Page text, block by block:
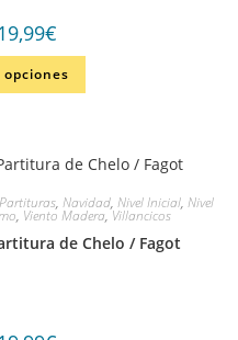
19,99€
, Navidad, Nivel Inicial, Nivel
, Viento Madera,Villancicos
de Chelo / Fagot